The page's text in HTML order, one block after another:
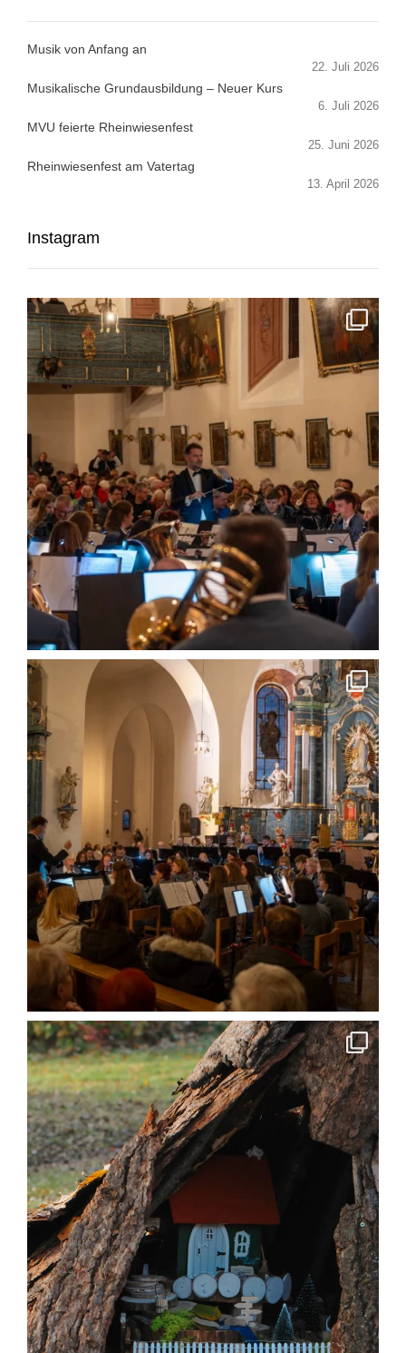
Musik von Anfang an
22. Juli 2026
Musikalische Grundausbildung – Neuer Kurs
6. Juli 2026
MVU feierte Rheinwiesenfest
25. Juni 2026
Rheinwiesenfest am Vatertag
13. April 2026
Instagram